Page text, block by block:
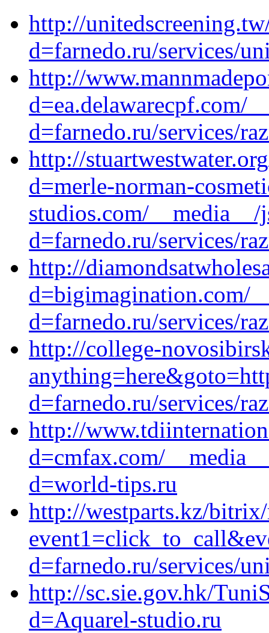
http://
d=farnedo.ru/services/
http://
d=ea.delawarecpf.com/
d=farnedo.ru/services/
http://
d=merle-norman-
studios.com/
d=farnedo.ru/services/
http://
d=bigimagination.com/
d=farnedo.ru/services/
http://college-
d=farnedo.ru/services/
http://
d=cmfax.com/
d=world-tips.ru
http://westparts.kz/
d=farnedo.ru/services/
http://sc.sie.gov.hk/
d=Aquarel-studio.ru